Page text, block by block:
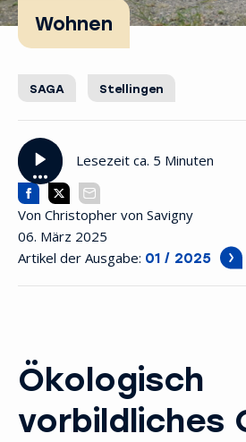
Wohnen
SAGA Stellingen
Lesezeit ca. 5 Minuten
Von Christopher von Savigny
06. März 2025
Artikel der Ausgabe: 01 / 2025
Ökologisch
vorbildliches